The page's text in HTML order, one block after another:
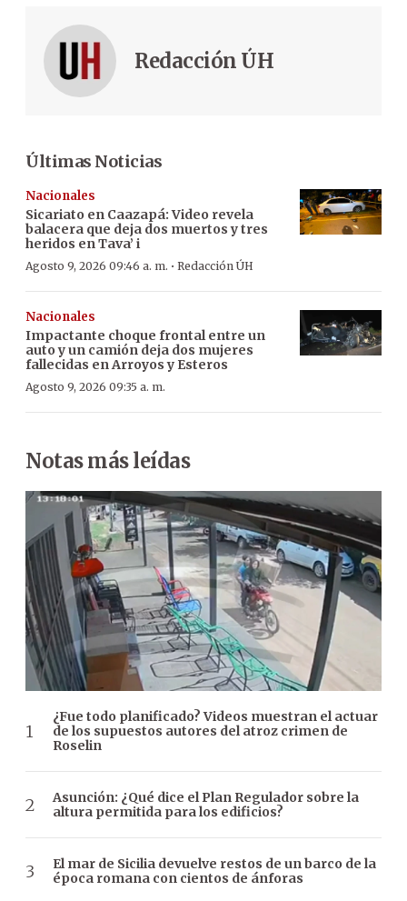
Redacción ÚH
Últimas Noticias
Nacionales
Sicariato en Caazapá: Video revela
balacera que deja dos muertos y tres
heridos en Tava’ i
Agosto 9, 2026 09:46 a. m. · Redacción ÚH
Nacionales
Impactante choque frontal entre un
auto y un camión deja dos mujeres
fallecidas en Arroyos y Esteros
Agosto 9, 2026 09:35 a. m.
Notas más leídas
¿Fue todo planificado? Videos muestran el actuar
de los supuestos autores del atroz crimen de
Roselin
Asunción: ¿Qué dice el Plan Regulador sobre la
altura permitida para los edificios?
El mar de Sicilia devuelve restos de un barco de la
época romana con cientos de ánforas